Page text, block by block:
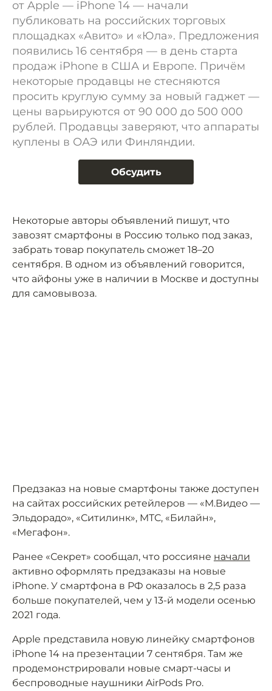
от Apple — iPhone 14 — начали
публиковать на российских торговых
площадках «Авито» и «Юла». Предложения
появились 16 сентября — в день старта
продаж iPhone в США и Европе. Причём
некоторые продавцы не стесняются
просить круглую сумму за новый гаджет —
цены варьируются от 90 000 до 500 000
рублей. Продавцы заверяют, что аппараты
куплены в ОАЭ или Финляндии.
Обсудить
Некоторые авторы объявлений пишут, что
завозят смартфоны в Россию только под заказ,
забрать товар покупатель сможет 18–20
сентября. В одном из объявлений говорится,
что айфоны уже в наличии в Москве и доступны
для самовывоза.
Предзаказ на новые смартфоны также доступен
на сайтах российских ретейлеров — «М.Видео —
Эльдорадо», «Ситилинк», МТС, «Билайн»,
«Мегафон».
Ранее «Секрет» сообщал, что россияне начали
активно оформлять предзаказы на новые
iPhone. У смартфона в РФ оказалось в 2,5 раза
больше покупателей, чем у 13-й модели осенью
2021 года.
Apple представила новую линейку смартфонов
iPhone 14 на презентации 7 сентября. Там же
продемонстрировали новые смарт-часы и
беспроводные наушники AirPods Pro.